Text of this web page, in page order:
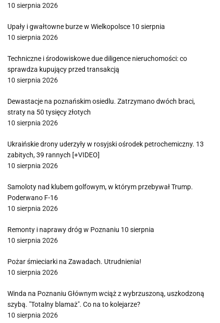
10 sierpnia 2026
Upały i gwałtowne burze w Wielkopolsce 10 sierpnia
10 sierpnia 2026
Techniczne i środowiskowe due diligence nieruchomości: co
sprawdza kupujący przed transakcją
10 sierpnia 2026
Dewastacje na poznańskim osiedlu. Zatrzymano dwóch braci,
straty na 50 tysięcy złotych
10 sierpnia 2026
Ukraińskie drony uderzyły w rosyjski ośrodek petrochemiczny. 13
zabitych, 39 rannych [+VIDEO]
10 sierpnia 2026
Samoloty nad klubem golfowym, w którym przebywał Trump.
Poderwano F-16
10 sierpnia 2026
Remonty i naprawy dróg w Poznaniu 10 sierpnia
10 sierpnia 2026
Pożar śmieciarki na Zawadach. Utrudnienia!
10 sierpnia 2026
Winda na Poznaniu Głównym wciąż z wybrzuszoną, uszkodzoną
szybą. "Totalny blamaż". Co na to kolejarze?
10 sierpnia 2026